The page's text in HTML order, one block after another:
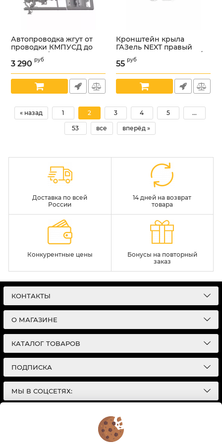
Автопроводка жгут от
проводки КМПУСД до
газового баллона (ООО
"Арзамасское ПО
Оригинал) /
А31R25.3761584-02/
3 290 руб
Кронштейн крыла
ГАЗель NEXT правый
(ПАО "ГАЗ" Оригинал) /
А21R23-8403036/
Артикул: УТ000006039
55 руб
« назад 1 2 3 4 5 ...
53 все вперёд »
Доставка по всей
России
14 дней на возврат
товара
Конкурентные цены
Бонусы на повторный
заказ
КОНТАКТЫ
О МАГАЗИНЕ
КАТАЛОГ ТОВАРОВ
ПОДПИСКА
МЫ В СОЦСЕТЯХ:
Интернет-магазин автотоваров в Екатеринбурге
| Разработка сайтов |
Политика конфиденциальности